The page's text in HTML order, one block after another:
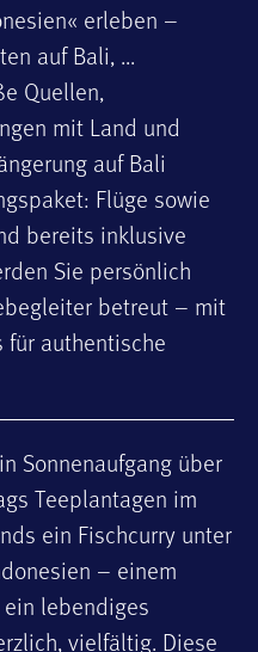
erleben –
auf Bali, ...
Quellen,
mit Land und
auf Bali
Flüge sowie
bereits inklusive
Sie persönlich
betreut – mit
authentische
Sonnenaufgang über
Teeplantagen im
ein Fischcurry unter
– einem
lebendiges
vielfältig. Diese